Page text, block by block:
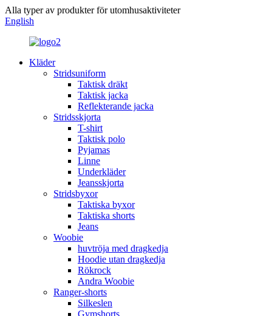
Alla typer av produkter för utomhusaktiviteter
English
Kläder
Stridsuniform
Taktisk dräkt
Taktisk jacka
Reflekterande jacka
Stridsskjorta
T-shirt
Taktisk polo
Pyjamas
Linne
Underkläder
Jeansskjorta
Stridsbyxor
Taktiska byxor
Taktiska shorts
Jeans
Woobie
huvtröja med dragkedja
Hoodie utan dragkedja
Rökrock
Andra Woobie
Ranger-shorts
Silkeslen
Gymshorts